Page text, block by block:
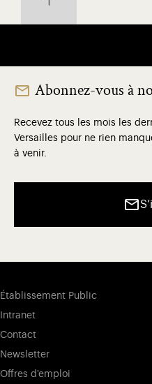
Abonnez-vous à
Recevez tous les mois les
Versailles pour ne rien
à venir.
Établissement Public
Intranet
Contact
Newsletter
Offres d'emploi